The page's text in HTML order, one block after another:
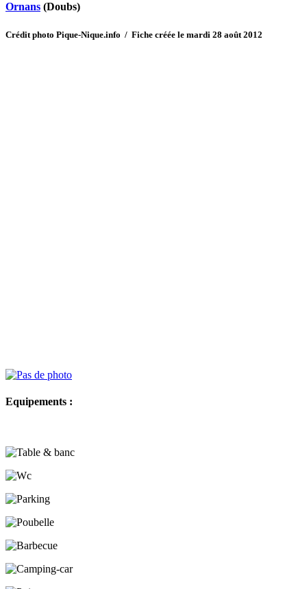
Ornans (Doubs)
Crédit photo Pique-Nique.info / Fiche créée le mardi 28 août 2012
Equipements :